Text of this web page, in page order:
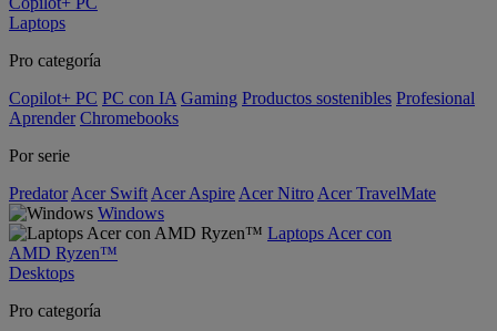
Laptops
Pro categoría
Copilot+ PC PC con IA Gaming Productos sostenibles Profesional
Aprender Chromebooks
Por serie
Predator Acer Swift Acer Aspire Acer Nitro Acer TravelMate
Windows
Laptops Acer con
AMD Ryzen™
Desktops
Pro categoría